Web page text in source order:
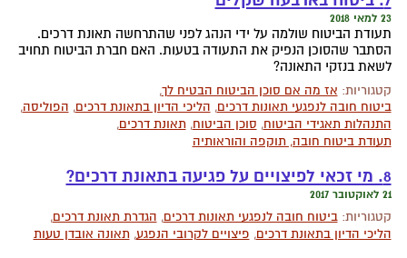
23 למאי 2018
תעודת הביטוח שולמה על ידי הנהג לפני שהתרחשה תאונת דרכים.
הסתבר שהסוכן הנפיק את התעודה בטעות. האם חברת הביטוח תחויב
לשאת בנזקי התאונה?
קטגוריות: אז מה אם סוכן הביטוח הבטיח לך,
ביטוח חובה לנפגעי תאונות דרכים, הליכי הדיון בתאונת דרכים, הפוליסה,
התנהלות תאגידי הביטוח, סוכן הביטוח,תאונת דרכים,
תעודת ביטוח חובה, תוקפה והוראותיה
8. מי זכאי לפיצויים על פגיעה בתאונת דרכים?
21 לאוקטובר 2017
קטגוריות:ביטוח חובה לנפגעי תאונות דרכים, הגדרת תאונת דרכים,
הליכי הדיון בתאונת דרכים, פיצויים לקרובי הנפגע,תאונה אובדן טעות